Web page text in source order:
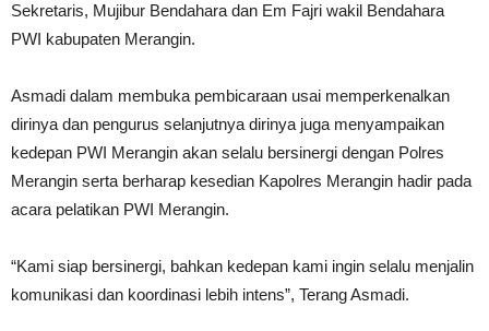
Sekretaris, Mujibur Bendahara dan Em Fajri wakil Bendahara
PWI kabupaten Merangin.
Asmadi dalam membuka pembicaraan usai memperkenalkan
dirinya dan pengurus selanjutnya dirinya juga menyampaikan
kedepan PWI Merangin akan selalu bersinergi dengan Polres
Merangin serta berharap kesedian Kapolres Merangin hadir pada
acara pelatikan PWI Merangin.
“Kami siap bersinergi, bahkan kedepan kami ingin selalu menjalin
komunikasi dan koordinasi lebih intens”, Terang Asmadi.